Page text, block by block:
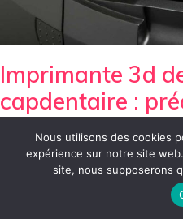
Imprimante 3d
capdentaire :
soins
Nous utilisons des cookies
expérience sur notre site
site, nous supposerons